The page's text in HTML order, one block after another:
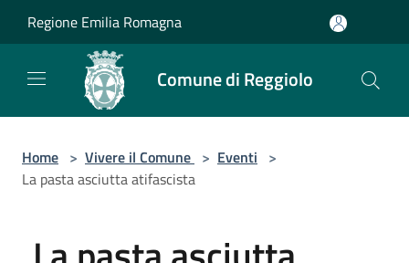
Regione Emilia Romagna
Comune di Reggiolo
Home > Vivere il Comune > Eventi >
La pasta asciutta atifascista